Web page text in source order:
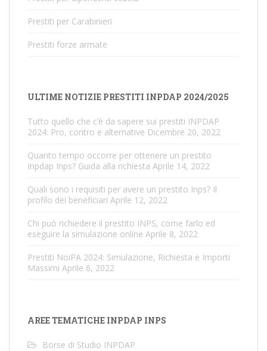
Prestiti per Carabinieri
Prestiti forze armate
ULTIME NOTIZIE PRESTITI INPDAP 2024/2025
Tutto quello che c’è da sapere sui prestiti INPDAP
2024: Pro, contro e alternative Dicembre 20, 2022
Quanto tempo occorre per ottenere un prestito
Inpdap Inps? Guida alla richiesta Aprile 14, 2022
Quali sono i requisiti per avere un prestito Inps? Il
profilo dei beneficiari Aprile 12, 2022
Chi può richiedere il prestito INPS, come farlo ed
eseguire la simulazione online Aprile 8, 2022
Prestiti NoiPA 2024: Simulazione, Richiesta e Importi
Massimi Aprile 6, 2022
AREE TEMATICHE INPDAP INPS
Borse di Studio INPDAP